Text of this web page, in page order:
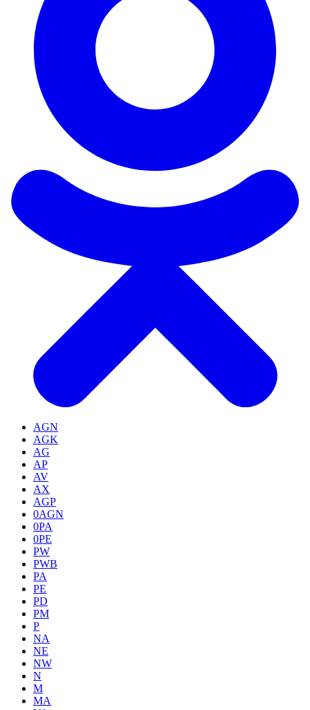
AGN
AGK
AG
AP
AV
AX
AGP
0AGN
0PA
0PE
PW
PWB
PA
PE
PD
PM
P
NA
NE
NW
N
M
MA